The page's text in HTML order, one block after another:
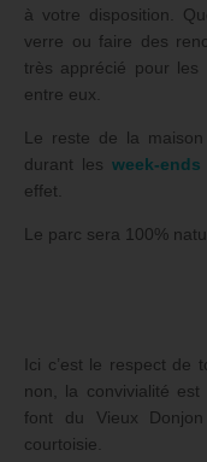
à votre disposition.
verre ou faire des
très apprécié pour
entre eux.
Le reste de la
durant les week-
effet.
Le parc sera 100%
Ici c’est le respect de
non, la convivialité
font du Vieux
courtoisie.